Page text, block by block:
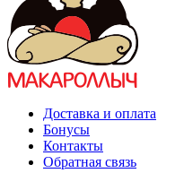
Доставка и оплата
Бонусы
Контакты
Обратная связь